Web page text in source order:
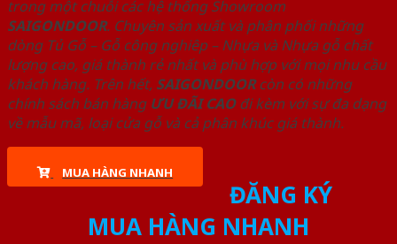
trong một chuỗi các hệ thống Showroom
SAIGONDOOR. Chuyên sản xuất và phân phối những
dòng Tủ Gỗ – Gỗ công nghiêp – Nhựa và Nhựa gỗ chất
lượng cao, giá thành rẻ nhất và phù hợp với mọi nhu cầu
khách hàng. Trên hết, SAIGONDOORcòn có những
chính sách bán hàng ƯU ĐÃI CAOđi kèm với sự đa dạng
về mẫu mã, loại cửa gỗ và cả phân khúc giá thành.
MUA HÀNG NHANH
ĐĂNG KÝ
MUA HÀNG NHANH